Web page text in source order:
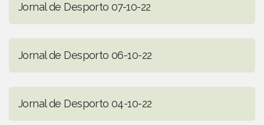
Jornal de Desporto 07-10-22
Jornal de Desporto 06-10-22
Jornal de Desporto 04-10-22